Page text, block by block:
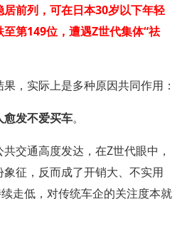
前列，可在日本30岁以下年轻
第149位，遭遇Z世代集体“祛
，实际上是多种原因共同作用：
发不爱买车。
交通高度发达，在Z世代眼中，
征，反而成了开销大、不实用
走低，对传统车企的关注度本就